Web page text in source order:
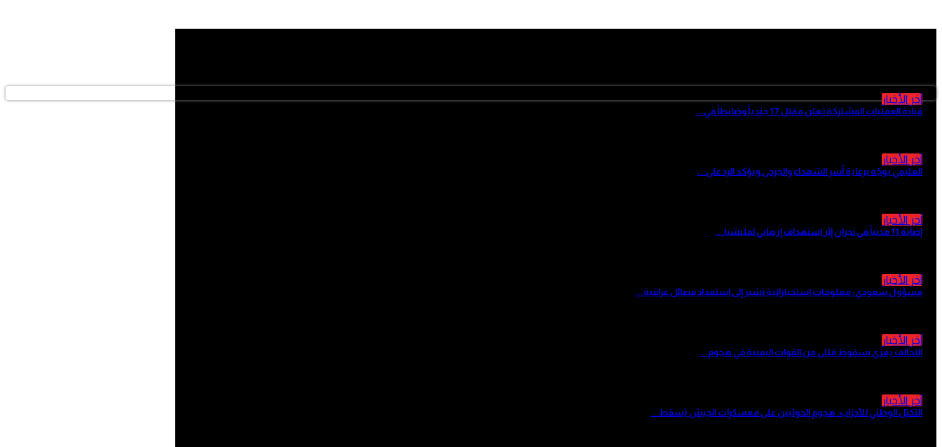
آخر الأخبار
آخر الأخبار
قيادة العمليات المشتركة تعلن مقتل 17 جندياً وضابطاً في...
آخر الأخبار
العليمي يوجّه برعاية أسر الشهداء والجرحى ويؤكد الرد على...
آخر الأخبار
إصابة 11 مدنياً في نجران إثر استهداف إرهابي لمليشيا...
آخر الأخبار
مسؤول سعودي: معلومات استخباراتية تشير إلى استعداد فصائل عراقية...
آخر الأخبار
التحالف يعزي بسقوط قتلى من القوات اليمنية في هجوم...
آخر الأخبار
التكتل الوطني للأحزاب: هجوم الحوثيين على معسكرات الجيش يُسقط...